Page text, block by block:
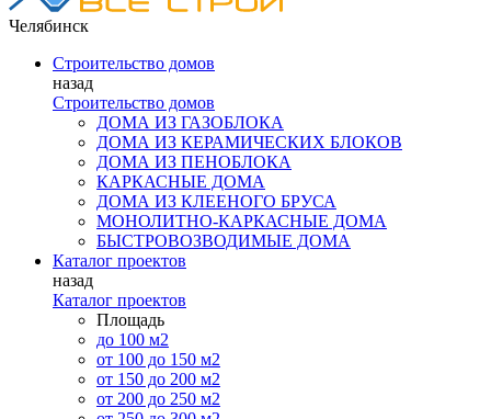
Челябинск
Строительство домов
назад
Строительство домов
ДОМА ИЗ ГАЗОБЛОКА
ДОМА ИЗ КЕРАМИЧЕСКИХ БЛОКОВ
ДОМА ИЗ ПЕНОБЛОКА
КАРКАСНЫЕ ДОМА
ДОМА ИЗ КЛЕЕНОГО БРУСА
МОНОЛИТНО-КАРКАСНЫЕ ДОМА
БЫСТРОВОЗВОДИМЫЕ ДОМА
Каталог проектов
назад
Каталог проектов
Площадь
до 100 м2
от 100 до 150 м2
от 150 до 200 м2
от 200 до 250 м2